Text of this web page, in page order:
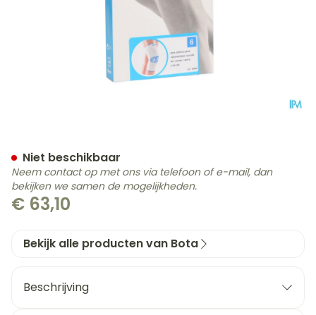
€ 63,10
Niet beschikbaar
Neem contact op met ons via telefoon of e-mail, dan
bekijken we samen de mogelijkheden.
Bekijk alle producten van Bota
Beschrijving